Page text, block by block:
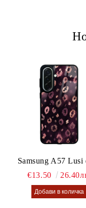
Samsung A57 Lusi
€13.50